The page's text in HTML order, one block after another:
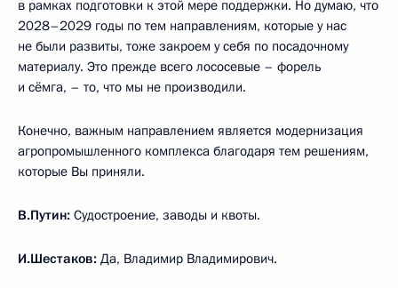
в рамках подготовки к этой мере поддержки. Но думаю, что
2028–2029 годы по тем направлениям, которые у нас
не были развиты, тоже закроем у себя по посадочному
материалу. Это прежде всего лососевые – форель
и сёмга, – то, что мы не производили.
Конечно, важным направлением является модернизация
агропромышленного комплекса благодаря тем решениям,
которые Вы приняли.
В.Путин: Судостроение, заводы и квоты.
И.Шестаков: Да, Владимир Владимирович.